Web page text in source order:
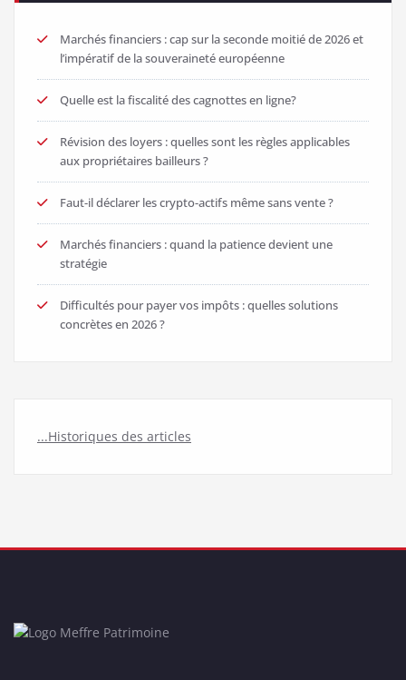
Marchés financiers : cap sur la seconde moitié de 2026 et
l’impératif de la souveraineté européenne
Quelle est la fiscalité des cagnottes en ligne?
Révision des loyers : quelles sont les règles applicables
aux propriétaires bailleurs ?
Faut-il déclarer les crypto-actifs même sans vente ?
Marchés financiers : quand la patience devient une
stratégie
Difficultés pour payer vos impôts : quelles solutions
concrètes en 2026 ?
...Historiques des articles